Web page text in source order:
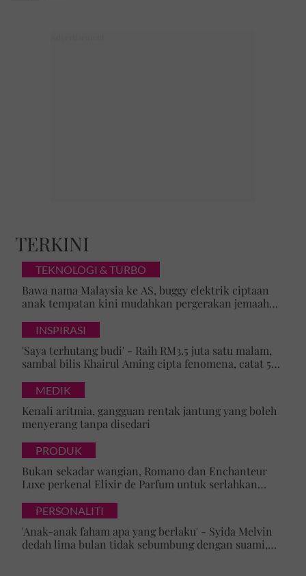
TERKINI
TEKNOLOGI & TURBO
Bawa nama Malaysia ke AS, buggy elektrik ciptaan
anak tempatan kini mudahkan pergerakan jemaah
INSPIRASI
'Saya terhutang budi' - Raih RM3.5 juta satu malam,
sambal bilis Khairul Aming cipta fenomena, catat 5
MEDIK
Kenali aritmia, gangguan rentak jantung yang boleh
menyerang tanpa disedari
PRODUK
Bukan sekadar wangian, Romano dan Enchanteur
Luxe perkenal Elixir de Parfum untuk serlahkan
PERSONALITI
'Anak-anak faham apa yang berlaku' - Syida Melvin
dedah lima bulan tidak sebumbung dengan suami,